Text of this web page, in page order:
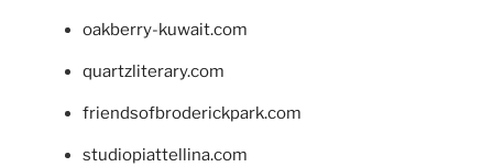
oakberry-kuwait.com
quartzliterary.com
friendsofbroderickpark.com
studiopiattellina.com